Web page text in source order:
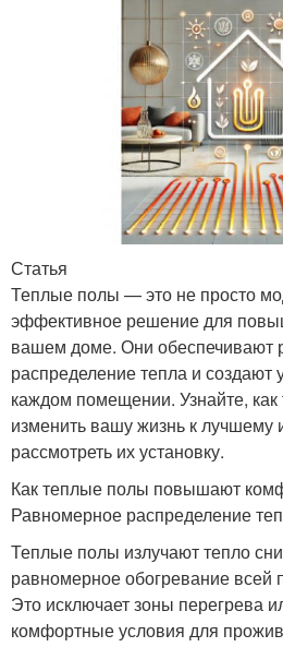
Статья
Теплые полы — это не просто
эффективное решение для
вашем доме. Они обеспечивают
распределение тепла и
каждом помещении. Узнайте,
изменить вашу жизнь к лучшему
рассмотреть их установку.
Как теплые полы повышают
Равномерное распределение
Теплые полы излучают тепло
равномерное обогревание
Это исключает зоны перегрева
комфортные условия для